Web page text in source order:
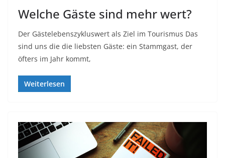
Welche Gäste sind mehr wert?
Der Gästelebenszykluswert als Ziel im Tourismus Das
sind uns die die liebsten Gäste: ein Stammgast, der
öfters im Jahr kommt,
Weiterlesen